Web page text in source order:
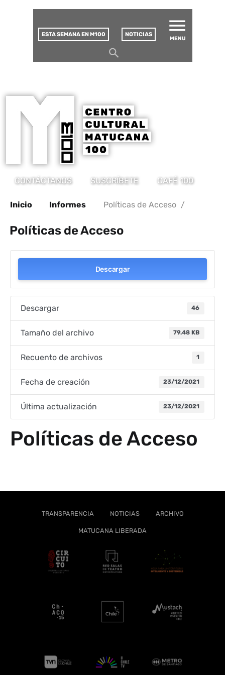
CULTURAL
ESTA SEMANA EN M100 NOTICIAS
MENU
CONTÁCTANOS SUSCRÍBETE CAFÉ 100
Inicio Informes Políticas de Acceso /
Políticas de Acceso
Descargar
Descargar 46
Tamaño del archivo 79.48 KB
Recuento de archivos 1
Fecha de creación 23/12/2021
Última actualización 23/12/2021
Políticas de Acceso
TRANSPARENCIA NOTICIAS ARCHIVO
MATUCANA LIBERADA